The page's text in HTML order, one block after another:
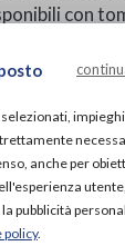
con
metal,
IN
IN
anche per
pubblicità
policy.